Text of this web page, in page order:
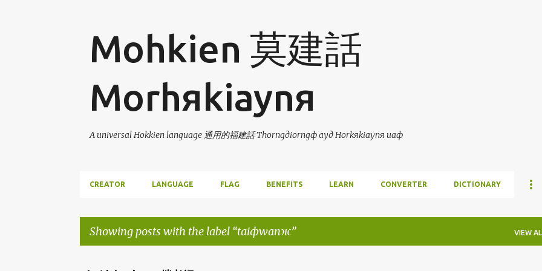
Mohkien 莫建話
Morhяkiaynя
A universal Hokkien language 通用的福建話 Thorngдiorngф ayд Horkяkiaynя uaф
CREATOR LANGUAGE FLAG BENEFITS LEARN CONVERTER DICTIONARY
Showing posts with the label taiфwanж VIEW